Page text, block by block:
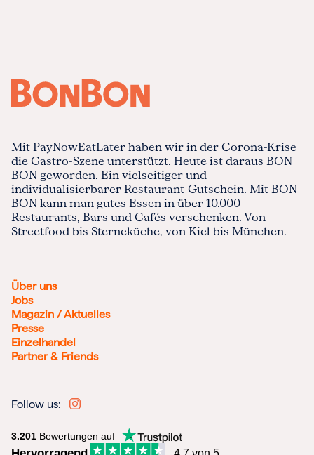
Mit PayNowEatLater haben wir in der Corona-Krise
die Gastro-Szene unterstützt. Heute ist daraus BON
BON geworden. Ein vielseitiger und
individualisierbarer Restaurant-Gutschein. Mit BON
BON kann man gutes Essen in über 10.000
Restaurants, Bars und Cafés verschenken. Von
Streetfood bis Sterneküche, von Kiel bis München.
Über uns
Jobs
Magazin / Aktuelles
Presse
Einzelhandel
Partner & Friends
Follow us:
3.201 Bewertungen auf